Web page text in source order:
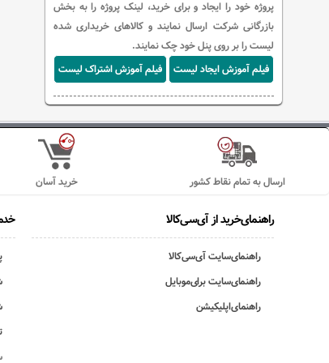
پروژه خود را ایجاد و برای خرید، لینک پروژه را به بخش
بازرگانی شرکت ارسال نمایند و کالاهای خریداری شده
لیست را بر روی پنل خود چک نمایند.
فیلم آموزش ایجاد لیست
فیلم آموزش اشتراک لیست
خرید آسان ارسال به تمام نقاط کشور
راهنمای‌خرید از آی‌سی‌کالا
راهنمای‌سایت آی‌سی‌کالا
راهنمای‌سایت برای‌موبایل
راهنمای‌اپلیکیشن